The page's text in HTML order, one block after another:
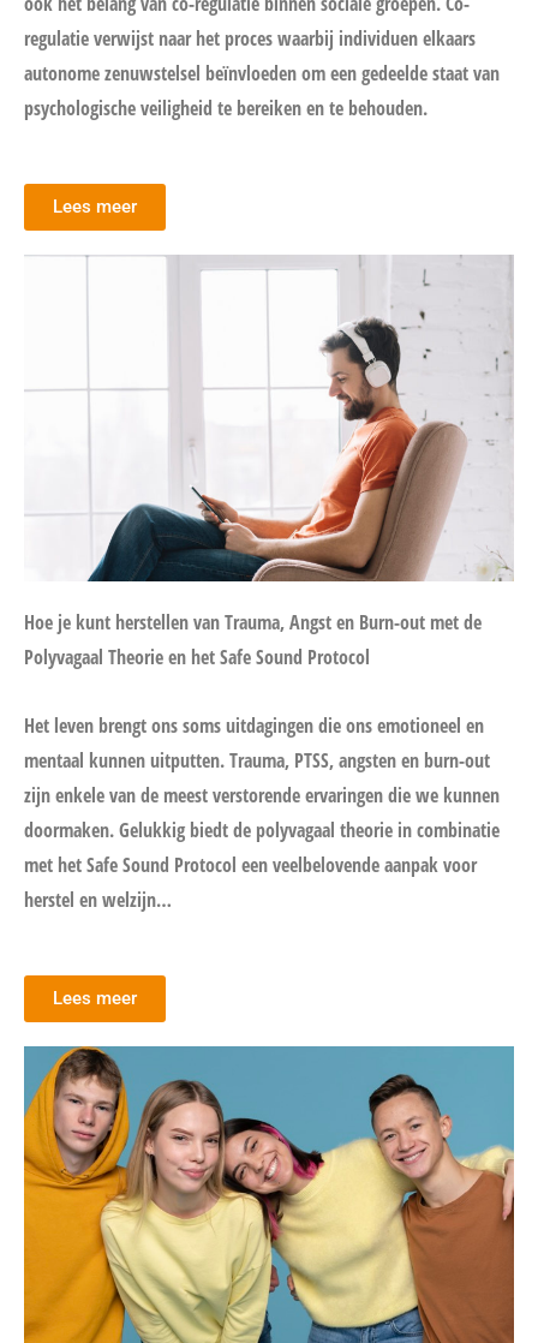
regulatie verwijst naar het proces waarbij individuen elkaars
autonome zenuwstelsel beïnvloeden om een gedeelde staat van
psychologische veiligheid te bereiken en te behouden.
Lees meer
Hoe je kunt herstellen van Trauma, Angst en Burn-out met de
Polyvagaal Theorie en het Safe Sound Protocol
Het leven brengt ons soms uitdagingen die ons emotioneel en
mentaal kunnen uitputten. Trauma, PTSS, angsten en burn-out
zijn enkele van de meest verstorende ervaringen die we kunnen
doormaken. Gelukkig biedt de polyvagaal theorie in combinatie
met het Safe Sound Protocol een veelbelovende aanpak voor
herstel en welzijn…
Lees meer